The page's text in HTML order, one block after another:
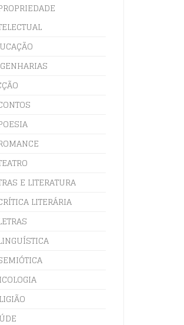
E LITERATURA
LITERÁRIA